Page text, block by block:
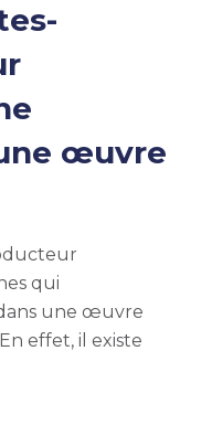
œuvre
qui
une œuvre
En effet, il existe